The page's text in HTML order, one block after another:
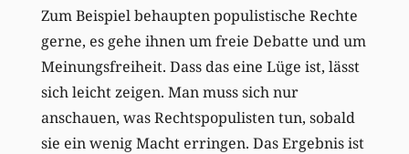
Zum Beispiel behaupten populistische Rechte
gerne, es gehe ihnen um freie Debatte und um
Meinungsfreiheit. Dass das eine Lüge ist, lässt
sich leicht zeigen. Man muss sich nur
anschauen, was Rechtspopulisten tun, sobald
sie ein wenig Macht erringen. Das Ergebnis ist